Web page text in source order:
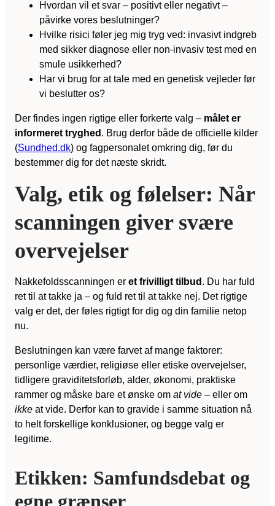
Hvordan vil et svar – positivt eller negativt –
påvirke vores beslutninger?
Hvilke risici føler jeg mig tryg ved: invasivt indgreb
med sikker diagnose eller non-invasiv test med en
smule usikkerhed?
Har vi brug for at tale med en genetisk vejleder før
vi beslutter os?
Der findes ingen rigtige eller forkerte valg – målet er
informeret tryghed . Brug derfor både de officielle kilder
(Sundhed.dk) og fagpersonalet omkring dig, før du
bestemmer dig for det næste skridt.
Valg, etik og følelser: Når
scanningen giver svære
overvejelser
Nakkefoldsscanningen er et frivilligt tilbud . Du har fuld
ret til at takke ja – og fuld ret til at takke nej. Det rigtige
valg er det, der føles rigtigt for dig og din familie netop
nu.
Beslutningen kan være farvet af mange faktorer:
personlige værdier, religiøse eller etiske overvejelser,
tidligere graviditetsforløb, alder, økonomi, praktiske
rammer og måske bare et ønske om at vide – eller om
ikke at vide. Derfor kan to gravide i samme situation nå
to helt forskellige konklusioner, og begge valg er
legitime.
Etikken: Samfundsdebat og
egne grænser